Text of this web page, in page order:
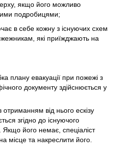
якщо його можливо
подробицями;
в себе кожну з існуючих схем
які приїжджають на
плану евакуації при пожежі з
документу здійснюється у
отриманням від нього ескізу
згідно до існуючого
його немає, спеціаліст
місце та накреслити його.